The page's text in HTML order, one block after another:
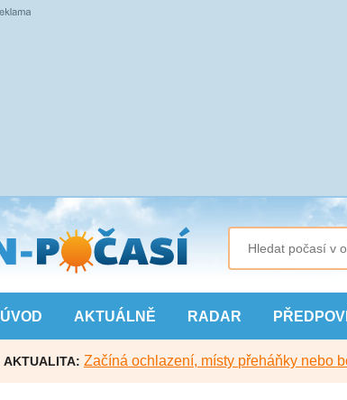
ÚVOD AKTUÁLNĚ RADAR
AKTUALITA: Začíná ochlazení, místy přeháňky nebo